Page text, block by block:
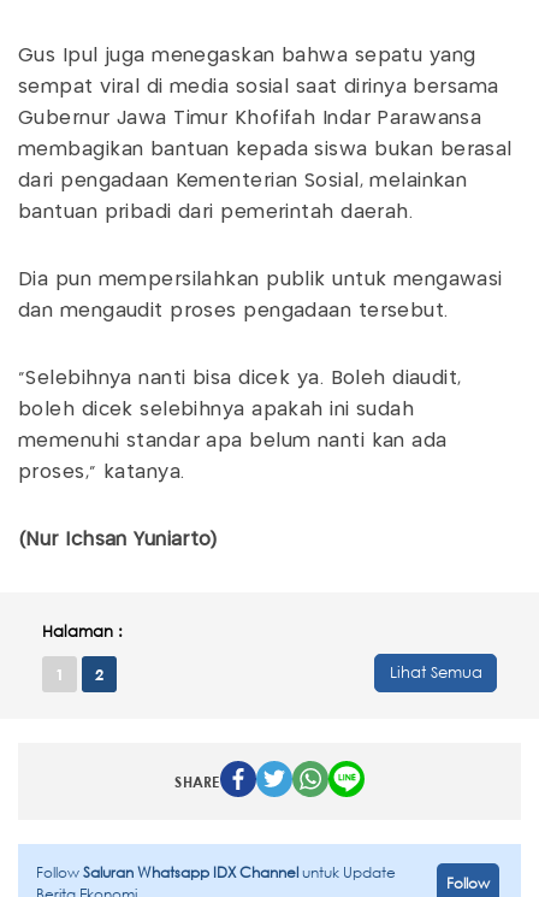
Gus Ipul juga menegaskan bahwa sepatu yang
sempat viral di media sosial saat dirinya bersama
Gubernur Jawa Timur Khofifah Indar Parawansa
membagikan bantuan kepada siswa bukan berasal
dari pengadaan Kementerian Sosial, melainkan
bantuan pribadi dari pemerintah daerah.
Dia pun mempersilahkan publik untuk mengawasi
dan mengaudit proses pengadaan tersebut.
“Selebihnya nanti bisa dicek ya. Boleh diaudit,
boleh dicek selebihnya apakah ini sudah
memenuhi standar apa belum nanti kan ada
proses,” katanya.
(Nur Ichsan Yuniarto)
Halaman :
1 2 Lihat Semua
SHARE
FollowSaluran Whatsapp IDX Channeluntuk Update
Follow